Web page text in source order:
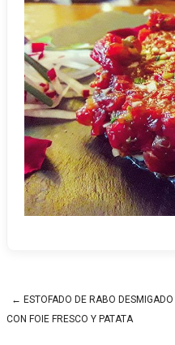
Post navigation
← ESTOFADO DE RABO DESMIGADO
CON FOIE FRESCO Y PATATA